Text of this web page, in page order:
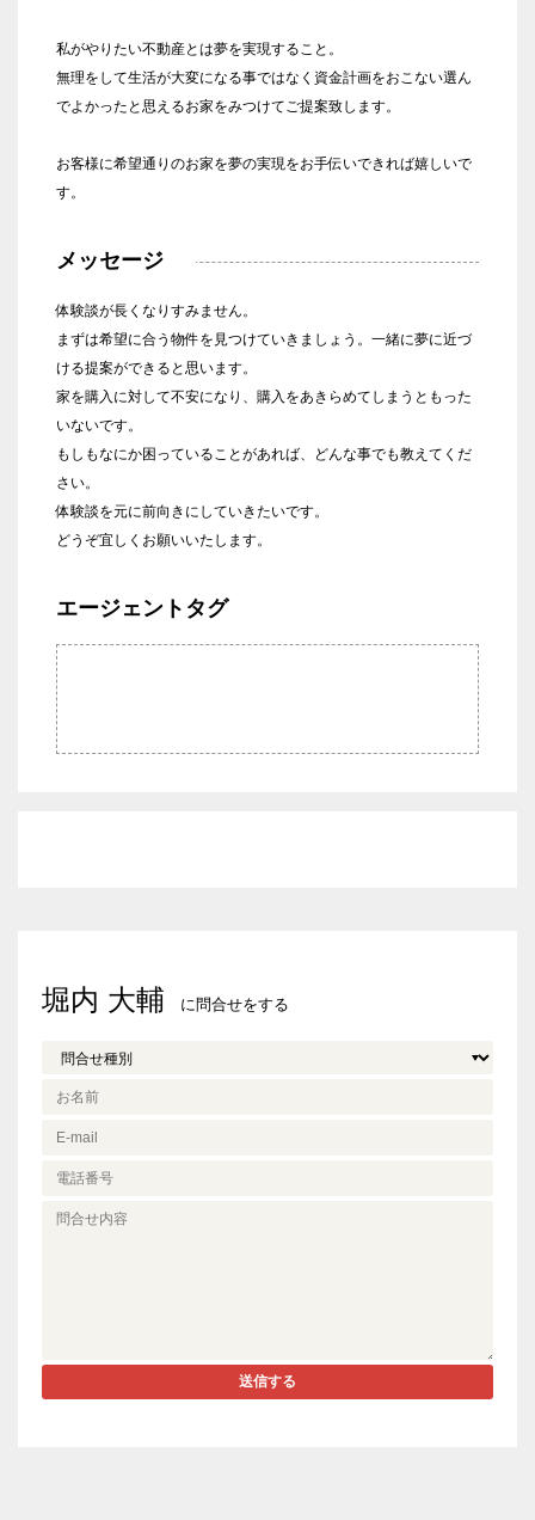
私がやりたい不動産とは夢を実現すること。
無理をして生活が大変になる事ではなく資金計画をおこない選ん
でよかったと思えるお家をみつけてご提案致します。
お客様に希望通りのお家を夢の実現をお手伝いできれば嬉しいで
す。
メッセージ
体験談が長くなりすみません。
まずは希望に合う物件を見つけていきましょう。一緒に夢に近づ
ける提案ができると思います。
家を購入に対して不安になり、購入をあきらめてしまうともった
いないです。
もしもなにか困っていることがあれば、どんな事でも教えてくだ
さい。
体験談を元に前向きにしていきたいです。
どうぞ宜しくお願いいたします。
エージェントタグ
堀内 大輔 に問合せをする
送信する